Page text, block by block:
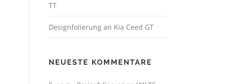
TT
Designfolierung an Kia Ceed GT
NEUESTE KOMMENTARE